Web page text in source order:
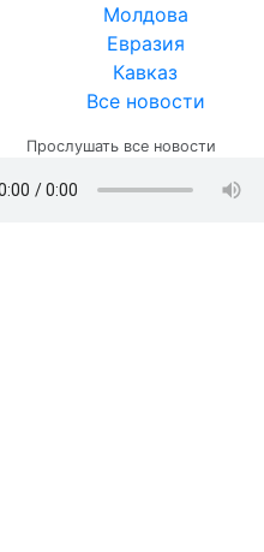
Молдова
Евразия
Кавказ
Все новости
Прослушать все новости